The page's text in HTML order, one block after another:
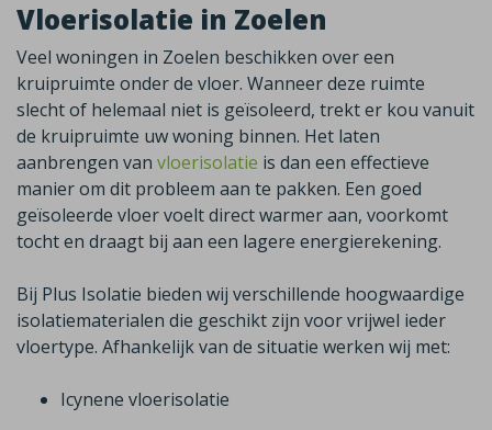
Vloerisolatie in Zoelen
Veel woningen in Zoelen beschikken over een
kruipruimte onder de vloer. Wanneer deze ruimte
slecht of helemaal niet is geïsoleerd, trekt er kou vanuit
de kruipruimte uw woning binnen. Het laten
aanbrengen van vloerisolatie is dan een effectieve
manier om dit probleem aan te pakken. Een goed
geïsoleerde vloer voelt direct warmer aan, voorkomt
tocht en draagt bij aan een lagere energierekening.
Bij Plus Isolatie bieden wij verschillende hoogwaardige
isolatiematerialen die geschikt zijn voor vrijwel ieder
vloertype. Afhankelijk van de situatie werken wij met:
Icynene vloerisolatie